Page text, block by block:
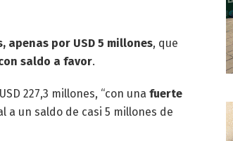
apenas por USD 5 millones, que
saldo a favor.
227,3 millones, “con una fuerte
a un saldo de casi 5 millones de